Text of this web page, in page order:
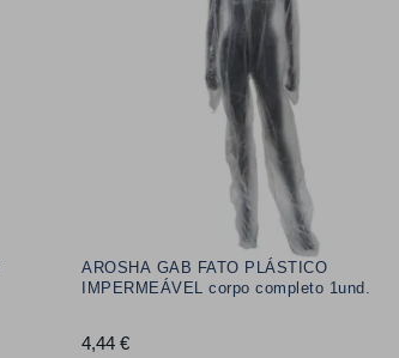
AROSHA GAB FATO PLÁSTICO
IMPERMEÁVEL corpo completo 1und.
4,44 €Preço